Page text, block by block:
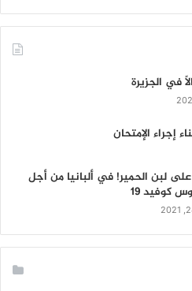
في الجزيرة
إجراء الإمتحان
على لبن الحمير! في ألبانيا من أجل
كوفيد 19